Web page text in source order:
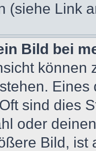
(siehe Link
Bild bei
können
sind dies
oder
Bild, ist